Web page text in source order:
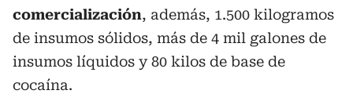
comercialización, además, 1.500 kilogramos
de insumos sólidos, más de 4 mil galones de
insumos líquidos y 80 kilos de base de
cocaína.